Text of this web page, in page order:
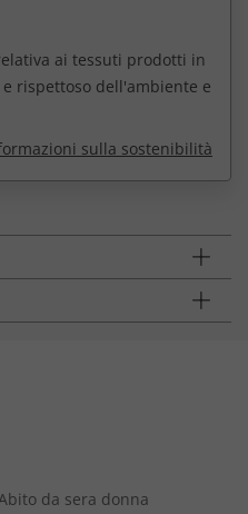
ai tessuti prodotti in
rispettoso dell'ambiente e
sulla sostenibilità
da sera donna